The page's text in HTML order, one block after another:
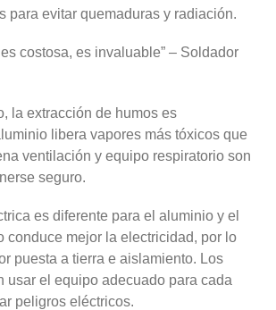
para evitar quemaduras y radiación.
costosa, es invaluable” – Soldador
la extracción de humos es
libera vapores más tóxicos que
ventilación y equipo respiratorio son
seguro.
es diferente para el aluminio y el
conduce mejor la electricidad, por lo
puesta a tierra e aislamiento. Los
usar el equipo adecuado para cada
peligros eléctricos.